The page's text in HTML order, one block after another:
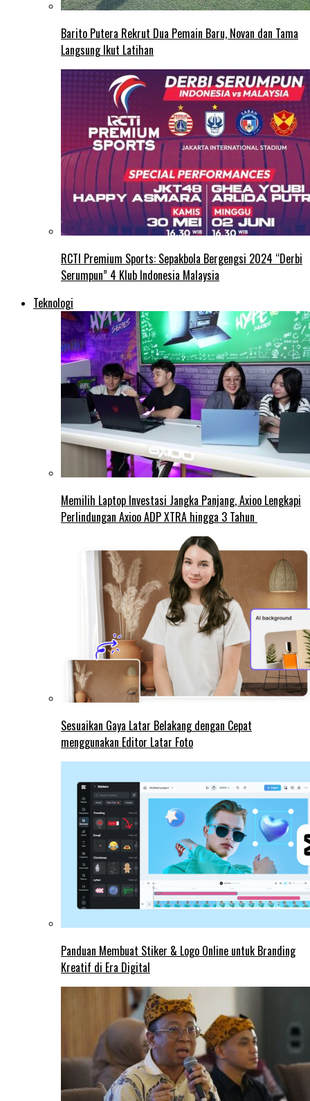
Barito Putera Rekrut Dua Pemain Baru, Novan dan Tama
Langsung Ikut Latihan
RCTI Premium Sports: Sepakbola Bergengsi 2024 “Derbi
Serumpun” 4 Klub Indonesia Malaysia
Teknologi
Memilih Laptop Investasi Jangka Panjang, Axioo Lengkapi
Perlindungan Axioo ADP XTRA hingga 3 Tahun
Sesuaikan Gaya Latar Belakang dengan Cepat
menggunakan Editor Latar Foto
Panduan Membuat Stiker & Logo Online untuk Branding
Kreatif di Era Digital